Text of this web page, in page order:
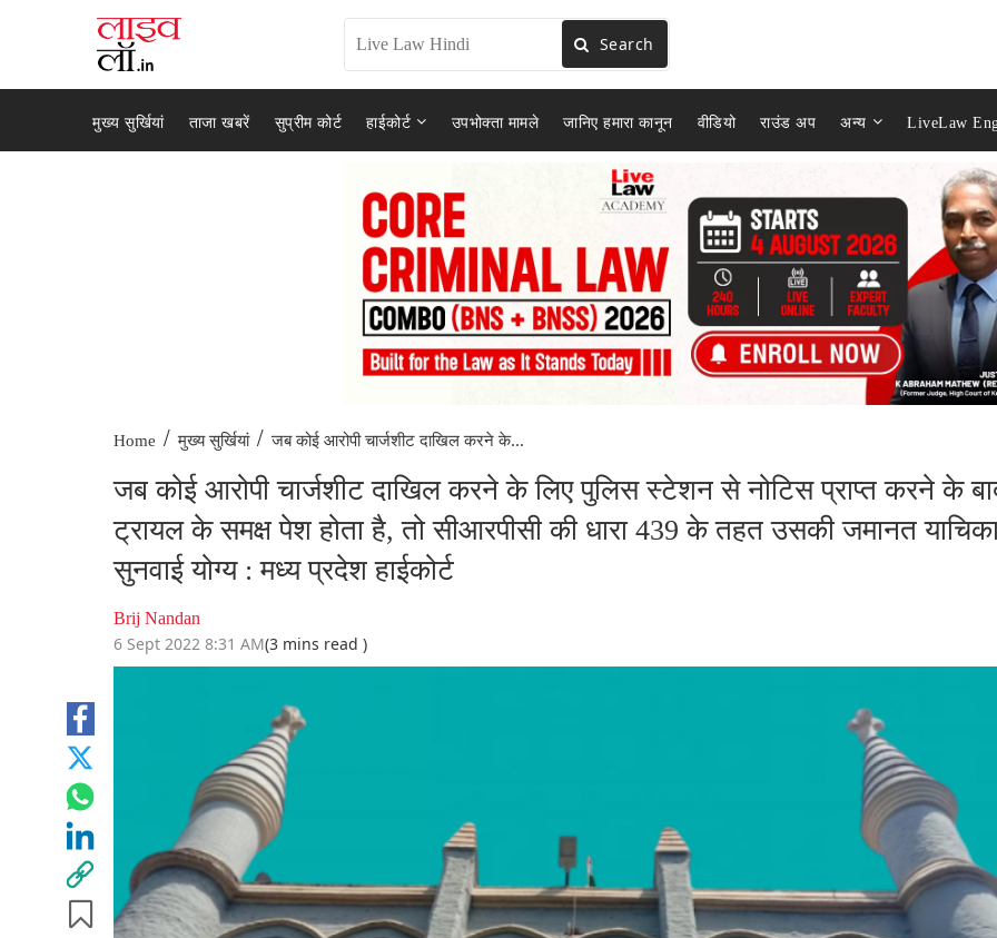
Search
मुख्य सुर्खियां ताजा खबरें सुप्रीम कोर्ट हाईकोर्ट उपभोक्ता मामले जानिए हमारा कानून वीडियो राउंड अप अन्य LiveLaw
Home / मुख्य सुर्खियां / जब कोई आरोपी चार्जशीट दाखिल करने के...
जब कोई आरोपी चार्जशीट दाखिल करने के लिए पुलिस स्टेशन से नोटिस प्राप्त करने के
ट्रायल के समक्ष पेश होता है, तो सीआरपीसी की धारा 439 के तहत उसकी जमानत
सुनवाई योग्य : मध्य प्रदेश हाईकोर्ट
Brij Nandan
6 Sept 2022 8:31 AM(3 mins read )